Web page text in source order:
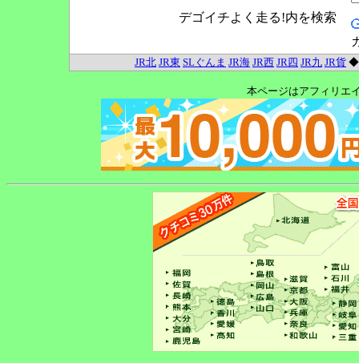
デゴイチよく走る!内を検索
JR北 JR東 SLぐんま JR海 JR西 JR四 JR九 JR貨
本ページはアフィリエ